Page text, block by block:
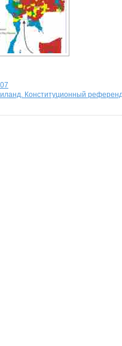
Конституционный